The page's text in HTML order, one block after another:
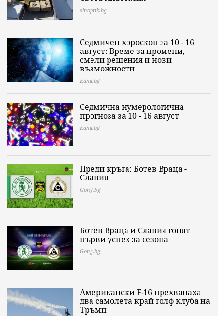
sinoptik.bg
Седмичен хороскоп за 10 - 16
август: Време за промени,
смели решения и нови
възможности
Edna.bg
Седмична нумерологична
прогноза за 10 - 16 август
Edna.bg
Преди кръга: Ботев Враца -
Славия
Gong.bg
Ботев Враца и Славия гонят
първи успех за сезона
Gong.bg
Американски F-16 прехванаха
два самолета край голф клуба на
Тръмп